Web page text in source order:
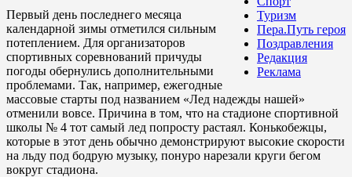
Туризм
Пера.Путь героя
Поздравления
Редакция
Реклама
Первый день последнего месяца
календарной зимы отметился сильным
потеплением. Для организаторов
спортивных соревнований причуды
погоды обернулись дополнительными
проблемами. Так, например, ежегодные
массовые старты под названием «Лед надежды нашей»
отменили вовсе. Причина в том, что на стадионе спортивной
школы № 4 тот самый лед попросту растаял. Конькобежцы,
которые в этот день обычно демонстрируют высокие скорости
на льду под бодрую музыку, понуро нарезали круги бегом
вокруг стадиона.